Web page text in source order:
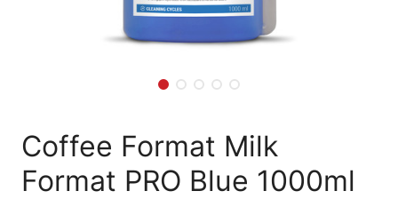
Coffee Format Milk
Format PRO Blue 1000ml
Odkamienianie